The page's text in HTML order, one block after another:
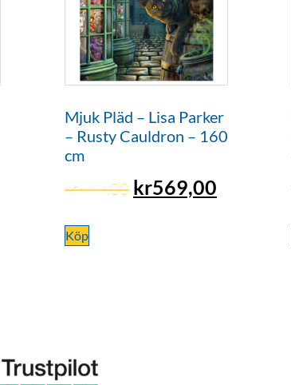
Mjuk Pläd – Lisa Parker
– Rusty Cauldron – 160
cm
kr669,00 kr569,00
Köp